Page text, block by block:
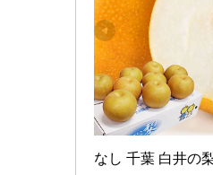
なし 千葉 白井の